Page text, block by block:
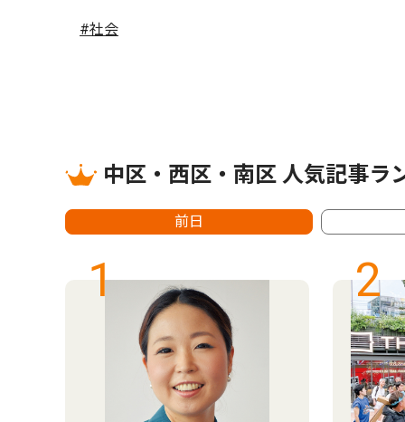
#社会
中区・西区・南区 人気記事ラ
前日
1 2